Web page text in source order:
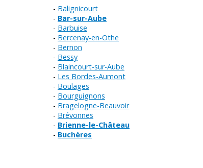
Balignicourt
Bar-sur-Aube
Barbuise
Bercenay-en-Othe
Bernon
Bessy
Blaincourt-sur-Aube
Les Bordes-Aumont
Boulages
Bourguignons
Bragelogne-Beauvoir
Brévonnes
Brienne-le-Château
Buchères